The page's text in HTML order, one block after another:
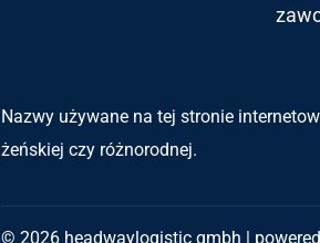
Nazwy używane na tej stronie
żeńskiej czy różnorodnej.
© 2026 headwaylogistic gmbh |